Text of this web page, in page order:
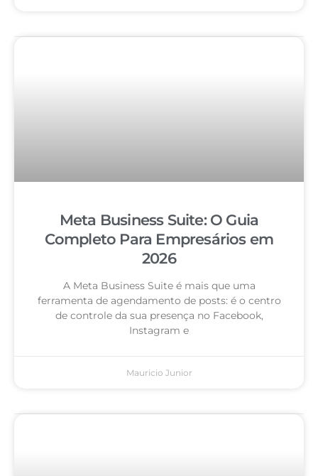
Meta Business Suite: O Guia
Completo Para Empresários em
2026
A Meta Business Suite é mais que uma
ferramenta de agendamento de posts: é o centro
de controle da sua presença no Facebook,
Instagram e
Mauricio Junior